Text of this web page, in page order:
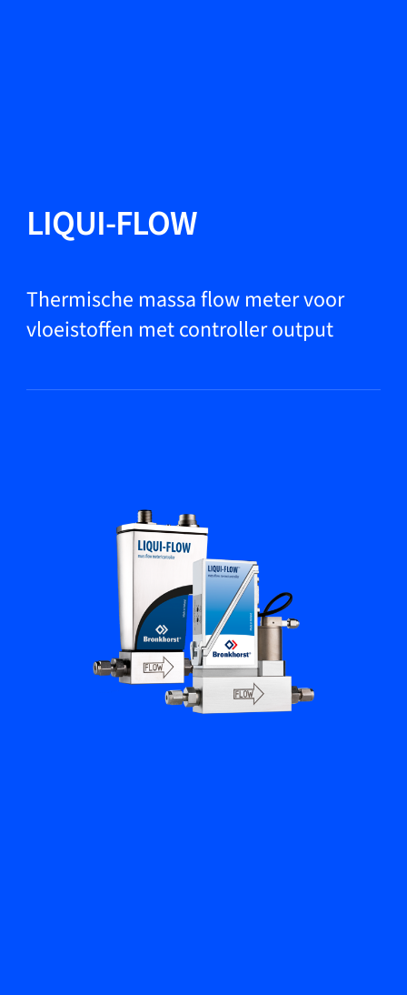
Producten
Markets
Bronkhorst
Neem contact op
LIQUI-FLOW
Thermische massa flow meter voor
vloeistoffen met controller output